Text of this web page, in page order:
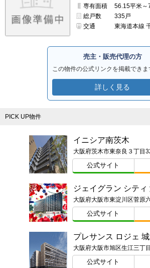
専有面積
56.15平米～
総戸数
335戸
交通
東海道本線
売主・販売代理の方
この物件の公式リンクを掲載できま
詳しく見る
PICK UP物件
イニシア南茨木
大阪府茨木市東奈良３丁目
公式サイト
ジェイグラン シティ
公式サイト
プレサンス ロジェ
大阪府大阪市旭区生江三丁
公式サイト